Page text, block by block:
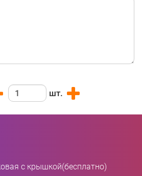
шт.
с крышкой(бесплатно)